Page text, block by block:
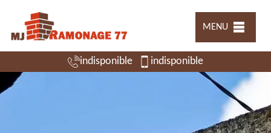
MENU
indisponible indisponible